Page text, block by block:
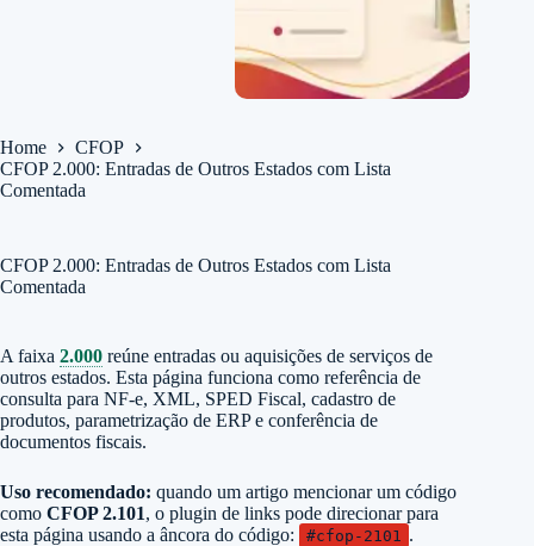
Home
CFOP
CFOP 2.000: Entradas de Outros Estados com Lista
Comentada
CFOP 2.000: Entradas de Outros Estados com Lista
Comentada
A faixa 2.000 reúne entradas ou aquisições de serviços de
outros estados. Esta página funciona como referência de
consulta para NF-e, XML, SPED Fiscal, cadastro de
produtos, parametrização de ERP e conferência de
documentos fiscais.
Uso recomendado: quando um artigo mencionar um código
como CFOP 2.101, o plugin de links pode direcionar para
esta página usando a âncora do código:
#cfop-2101 .